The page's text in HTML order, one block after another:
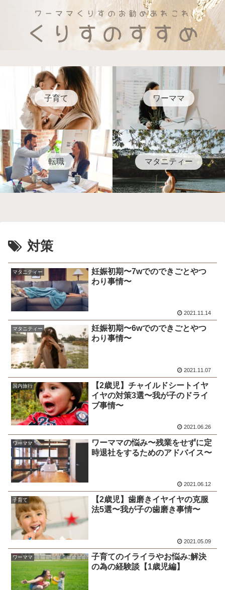
子育て ワーママ
転職 マタニティー
対策
マタニティー
妊娠初期〜7wでのできごとやつ
わり事情〜
2021.11.14
マタニティー
妊娠初期〜6wでのできごとやつ
わり事情〜
2021.11.07
国内旅行
【2歳児】チャイルドシートイヤ
イヤの対策3選〜我が子のドライ
ブ事情〜
2021.06.26
ワーママ
ワーママの悩み〜残業をせずに定
時退社をするためのアドバイス〜
2021.06.12
子育て
【2歳児】歯磨きイヤイヤの克服
法5選〜我が子の歯磨き事情〜
2021.05.09
ワーママ
子育てのイライラやお悩み:解決
の為の経験談【1歳児編】